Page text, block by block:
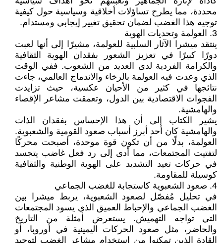
محددة، مما يطرح تساؤلات أخلاقية وسياسية حول كيفية
توجيه هذا الغضب لضمان تحقيق تغيير إيجابي ومستدام.
3. العولمة وتحديات الهوية
ينتقد ميشرا الآثار السلبية للعولمة، مشيرًا إلى أنها لعبت
دورًا كبيرًا في تعزيز الشعور بفقدان الهوية الثقافية
والكرامة الفردية لدى العديد من الشعوب. ففي الوقت
الذي وعدت فيه العولمة بالرخاء والاندماج العالمي، جاءت
نتائجها في كثير من الأحيان عكسية، حيث تزايدت
الفجوات الاقتصادية بين الدول، وتعمقت مشاعر الإقصاء
والهامشية.
يشير الكتاب إلى أن هذا الإحساس بفقدان الذات
والهامشية كان أحد أبرز أسباب صعود القومية والشعبوية.
العولمة، بدلًا من أن تكون قوة موحدة، أصبحت محركًا
لتفتيت المجتمعات، مما أدى إلى رد فعل غاضب يتجسد
في حركات تعيد التشديد على الهوية الوطنية والثقافية
كوسيلة للمقاومة.
4. صعود الشعبوية كاستجابة للغضب الجماعي
في تحليل مُفصّل لصعود الشعبوية، يربط ميشرا بين
الغضب الجماعي والإحباط العميق الذي يسود المجتمعات
التي تواجه التهميش. يستعرض أمثلة من التاريخ
والحاضر، مثل صعود الحركات اليمينية في أوروبا، أو
القادة الذين تمكنوا من استخدام مشاعر الغضب لتوحيد